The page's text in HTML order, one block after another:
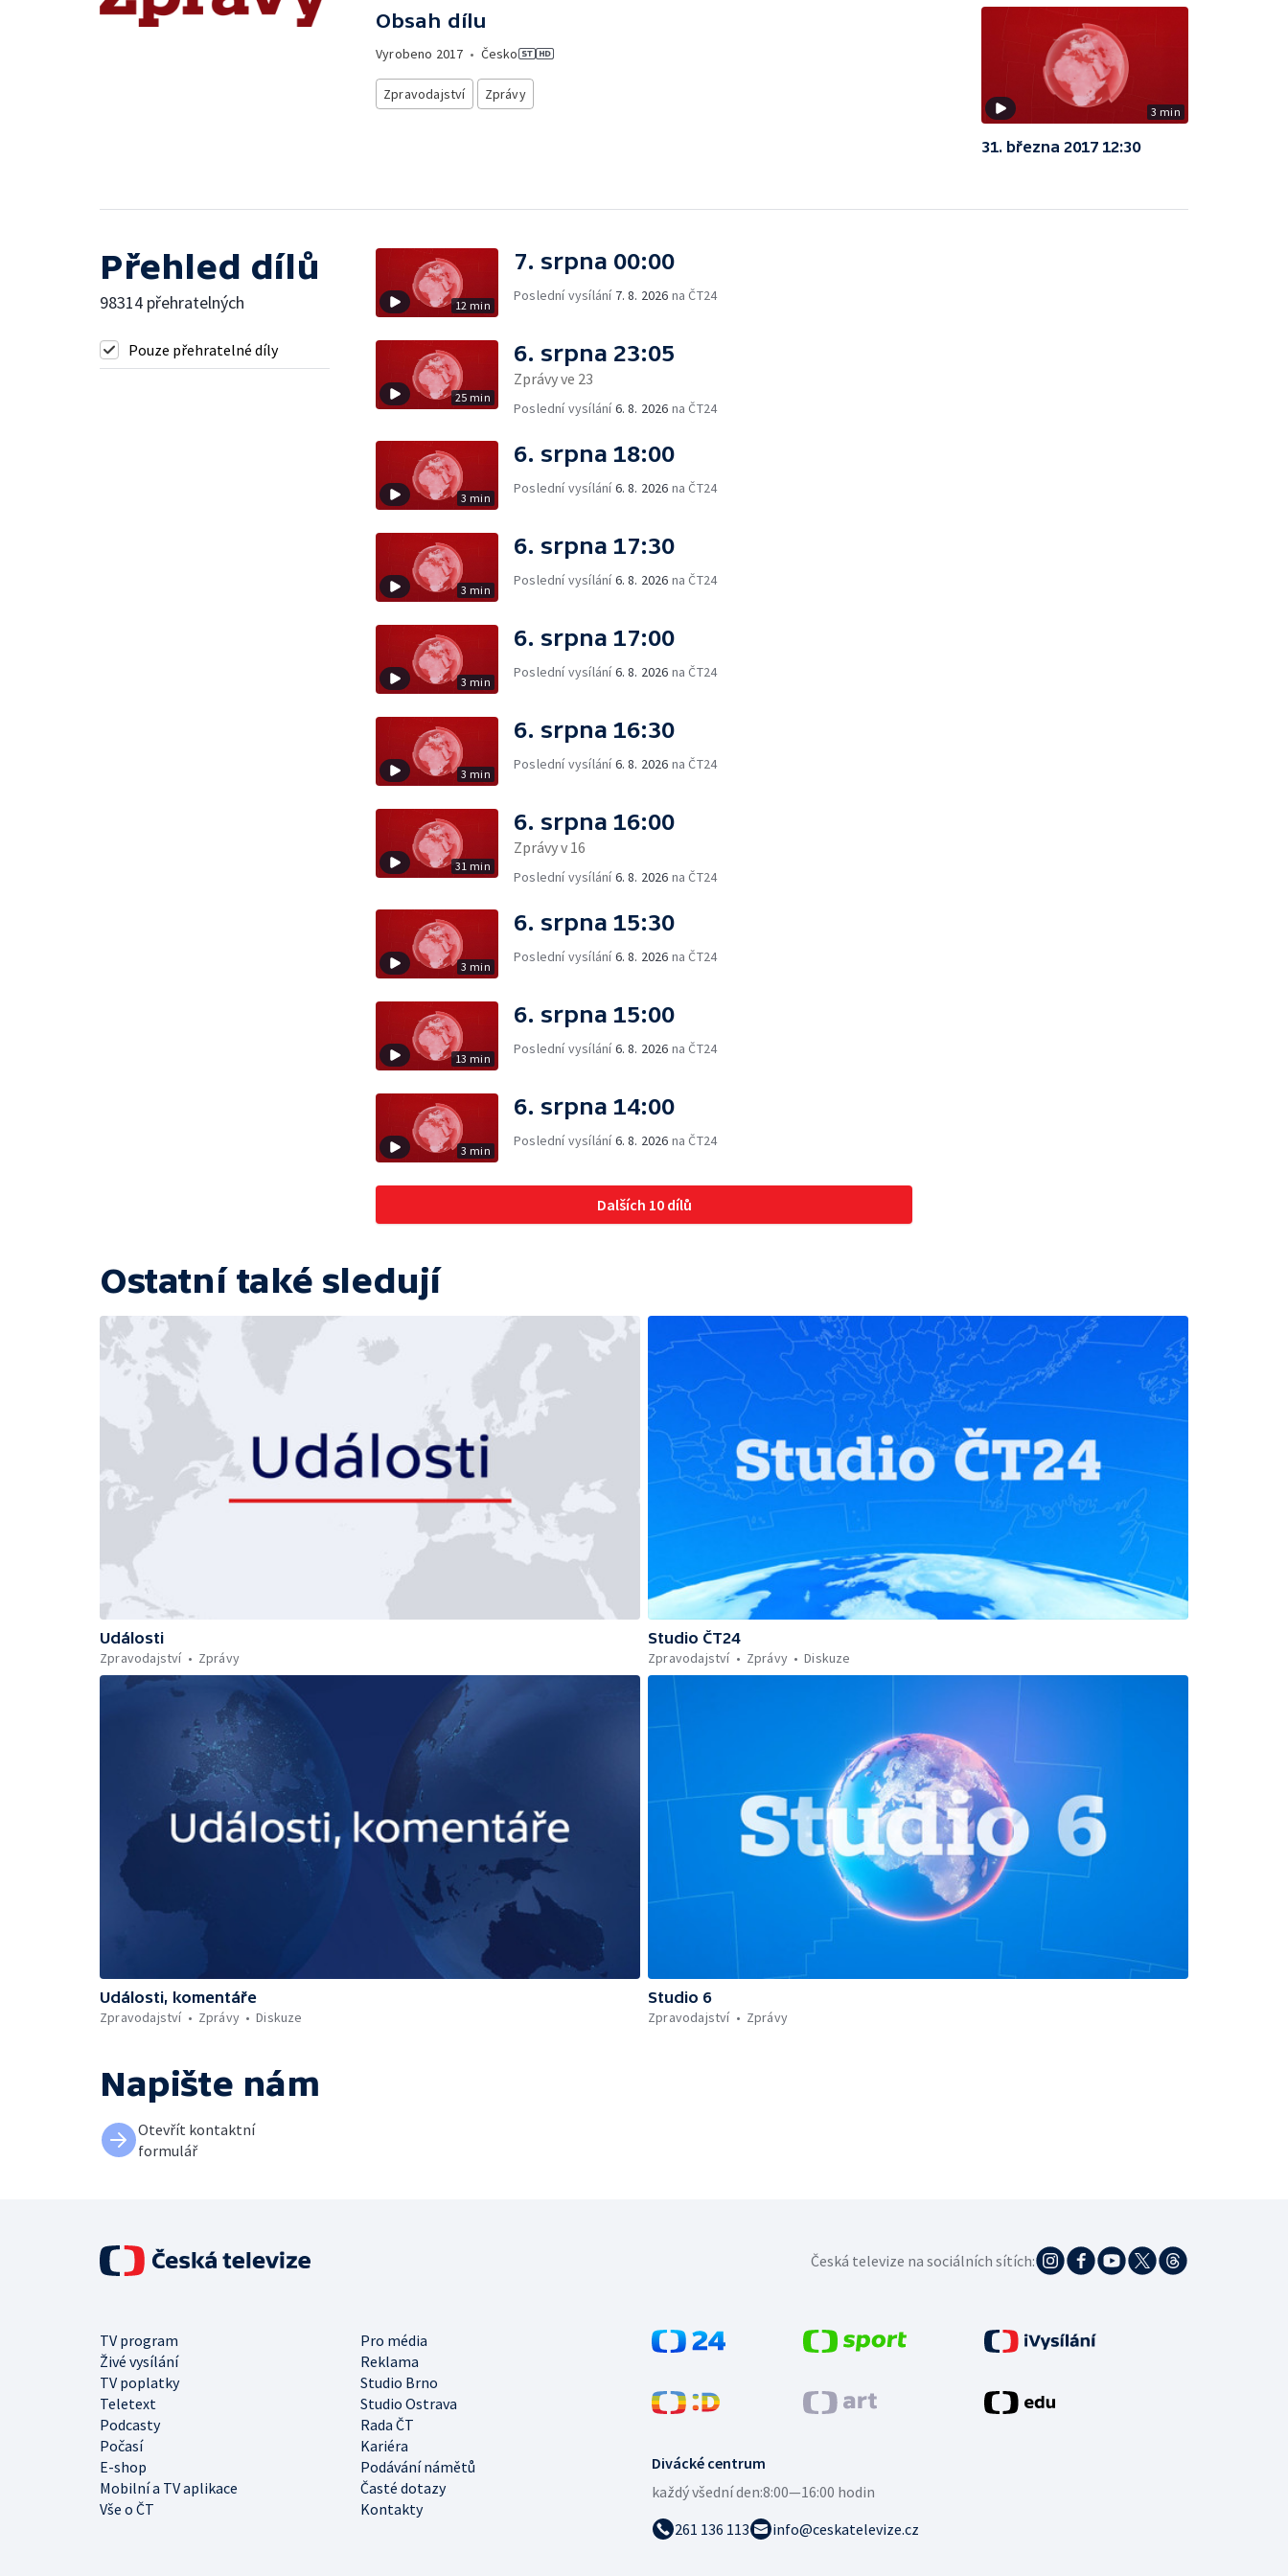
Obsah dílu
Vyrobeno 2017 • Česko
Zpravodajství Zprávy
3 min
31. března 2017 12:30
Přehled dílů
98314 přehratelných
Pouze přehratelné díly
12 min
7. srpna 00:00
Poslední vysílání 7. 8. 2026 na ČT24
25 min
6. srpna 23:05
Zprávy ve 23
Poslední vysílání6. 8. 2026 na ČT24
3 min
6. srpna 18:00
Poslední vysílání6. 8. 2026 na ČT24
3 min
6. srpna 17:30
Poslední vysílání6. 8. 2026 na ČT24
3 min
6. srpna 17:00
Poslední vysílání6. 8. 2026 na ČT24
3 min
6. srpna 16:30
Poslední vysílání6. 8. 2026 na ČT24
31 min
6. srpna 16:00
Zprávy v 16
Poslední vysílání6. 8. 2026 na ČT24
3 min
6. srpna 15:30
Poslední vysílání6. 8. 2026 na ČT24
13 min
6. srpna 15:00
Poslední vysílání6. 8. 2026 na ČT24
3 min
6. srpna 14:00
Poslední vysílání6. 8. 2026 na ČT24
Dalších 10 dílů
Ostatní také sledují
Události
Zpravodajství
Zprávy
Studio ČT24
Zpravodajství
Zprávy Diskuze
Události, komentáře
Zpravodajství
Zprávy Diskuze
Studio 6
Zpravodajství
Zprávy
Napište nám
Otevřít kontaktní
formulář
Divácké centrum
každý všední den:8:00—16:00 hodin
261 136 113
info@ceskatelevize.cz
TV program
Pro média
Živé vysílání
Reklama
TV poplatky
Studio Brno
Teletext
Studio Ostrava
Podcasty
Rada ČT
Počasí
Kariéra
E-shop
Podávání námětů
Mobilní a TV aplikace
Časté dotazy
Vše o ČT
Kontakty
Česká televize na sociálních sítích: